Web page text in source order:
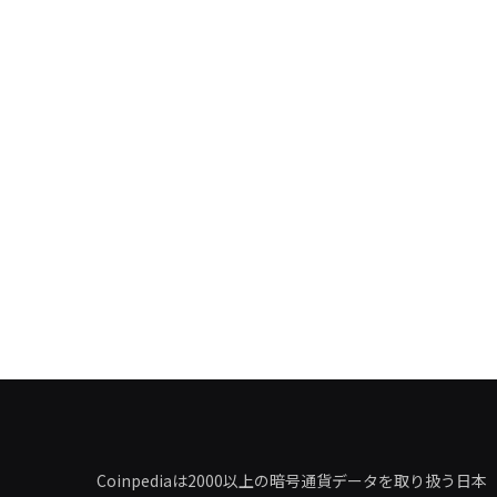
Coinpediaは2000以上の暗号通貨データを取り扱う日本